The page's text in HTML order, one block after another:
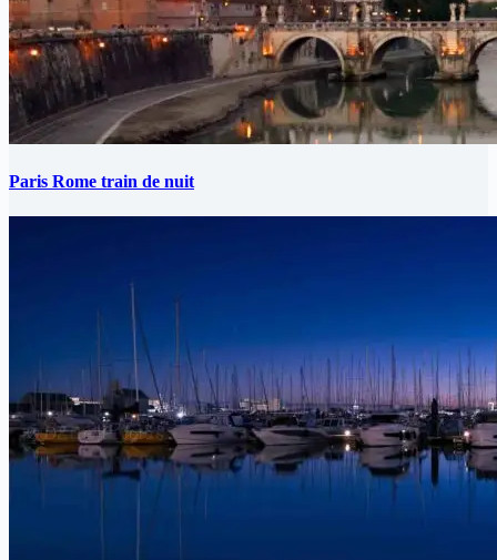
Paris Rome train de nuit